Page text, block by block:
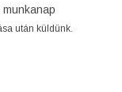
munkanap
után küldünk.